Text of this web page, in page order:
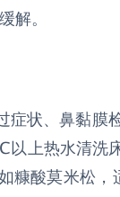
解。
状、鼻黏膜
上热水清洗
糠酸莫米松